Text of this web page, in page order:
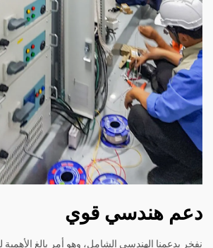
دعم هندسي قوي
نفخر بدعمنا الهندسي الشامل، وهو أمر بالغ الأهمية